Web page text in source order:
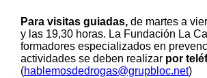
Para visitas guiadas,de martes a
y las 19,30 horas. La Fundación La
formadores especializados en
actividades se deben realizar por
(hablemosdedrogas@grupbloc.net)